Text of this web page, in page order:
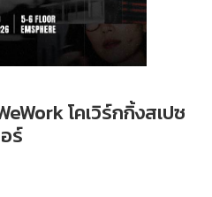
โคเวิร์กกิ้งสเปซ
ร์